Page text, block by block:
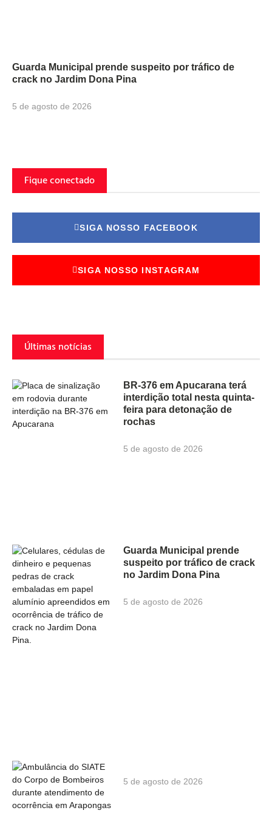
Guarda Municipal prende suspeito por tráfico de
crack no Jardim Dona Pina
5 de agosto de 2026
Fique conectado
SIGA NOSSO FACEBOOK
SIGA NOSSO INSTAGRAM
Últimas notícias
BR-376 em Apucarana terá
interdição total nesta quinta-
feira para detonação de
rochas
5 de agosto de 2026
Guarda Municipal prende
suspeito por tráfico de crack
no Jardim Dona Pina
5 de agosto de 2026
5 de agosto de 2026